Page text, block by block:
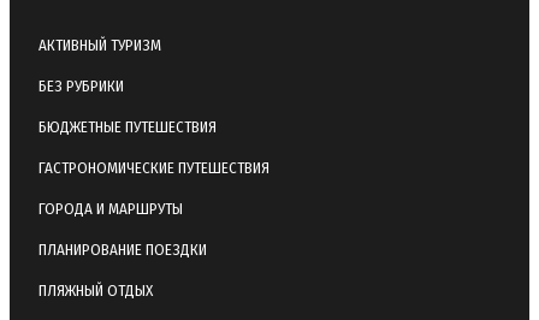
АКТИВНЫЙ ТУРИЗМ
БЕЗ РУБРИКИ
БЮДЖЕТНЫЕ ПУТЕШЕСТВИЯ
ГАСТРОНОМИЧЕСКИЕ ПУТЕШЕСТВИЯ
ГОРОДА И МАРШРУТЫ
ПЛАНИРОВАНИЕ ПОЕЗДКИ
ПЛЯЖНЫЙ ОТДЫХ